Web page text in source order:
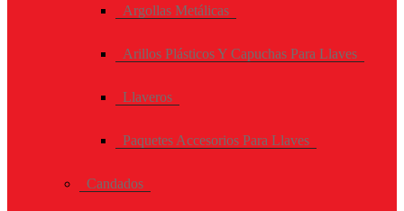
Argollas Metálicas
Arillos Plásticos Y Capuchas Para Llaves
Llaveros
Paquetes Accesorios Para Llaves
Candados